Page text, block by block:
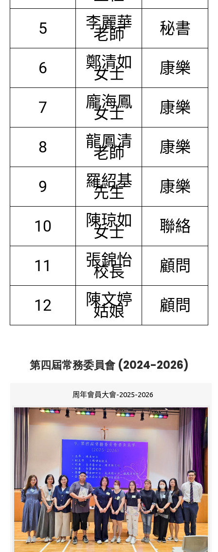
5 李麗華
老師 秘書
6 鄭清如
女士 康樂
7 龐海鳳
女士 康樂
8 龍鳳清
老師 康樂
9 羅紹基
先生 康樂
10 陳琼如
女士 聯絡
11 張錦怡
校長 顧問
12 陳文婷
姑娘 顧問
第四屆常務委員會 (2024-2026)
周年會員大會-2025-2026